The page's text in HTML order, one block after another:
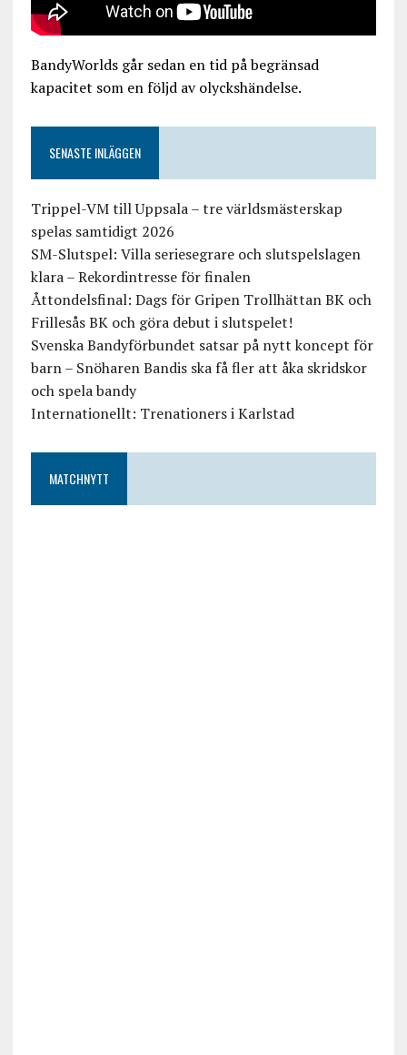
BandyWorlds går sedan en tid på begränsad
kapacitet som en följd av olyckshändelse.
SENASTE INLÄGGEN
Trippel-VM till Uppsala – tre världsmästerskap
spelas samtidigt 2026
SM-Slutspel: Villa seriesegrare och slutspelslagen
klara – Rekordintresse för finalen
Åttondelsfinal: Dags för Gripen Trollhättan BK och
Frillesås BK och göra debut i slutspelet!
Svenska Bandyförbundet satsar på nytt koncept för
barn – Snöharen Bandis ska få fler att åka skridskor
och spela bandy
Internationellt: Trenationers i Karlstad
MATCHNYTT